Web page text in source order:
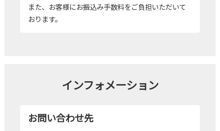
また、お客様にお振込み手数料をご負担いただいて
おります。
インフォメーション
お問い合わせ先